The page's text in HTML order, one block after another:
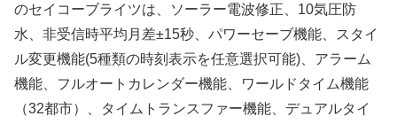
のセイコーブライツは、ソーラー電波修正、10気圧防
水、非受信時平均月差±15秒、パワーセーブ機能、スタイ
ル変更機能(5種類の時刻表示を任意選択可能)、アラーム
機能、フルオートカレンダー機能、ワールドタイム機能
（32都市）、タイムトランスファー機能、デュアルタイ